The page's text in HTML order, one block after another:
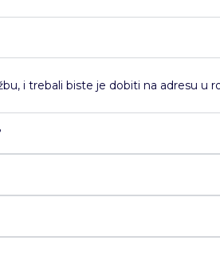
i trebali biste je dobiti na adresu u